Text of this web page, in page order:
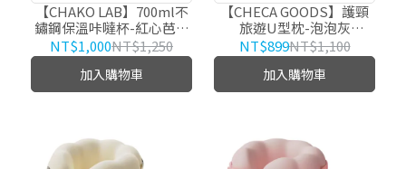
鋼保溫咔噠杯，輕巧易攜，
保溫效果卓越。健身、出
遊、休閒，咔噠鎖扣一秒即
可變身為提把，方便攜帶，
換。
【CHAKO LAB】700ml不
鏽鋼保溫咔噠杯-紅心芭樂
HX031A03
NT$1,000NT$1,250
加入購物車
多種符合人體工學的記憶棉
產品，緩解人們日常生活工
作壓力，擁有超過10年的開
發和生產經驗，超過100項
質。
【CHECA GOODS】護頸
旅遊U型枕-泡泡灰
CGBravoT13-GY
NT$899NT$1,100
加入購物車